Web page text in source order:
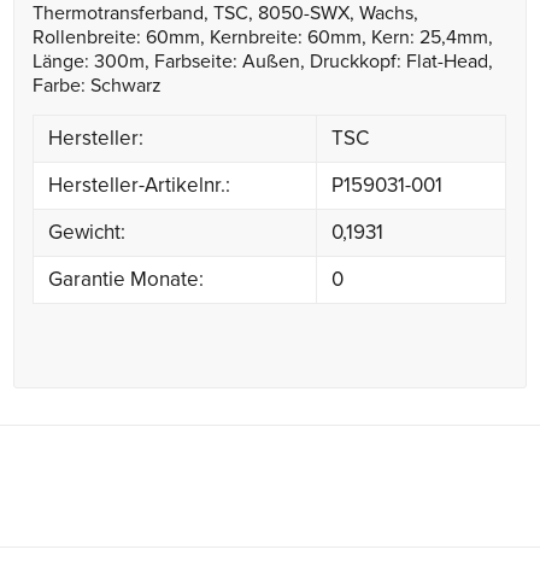
Thermotransferband, TSC, 8050-SWX, Wachs,
Rollenbreite: 60mm, Kernbreite: 60mm, Kern: 25,4mm,
Länge: 300m, Farbseite: Außen, Druckkopf: Flat-Head,
Farbe: Schwarz
Hersteller:
TSC
Hersteller-Artikelnr.:
P159031-001
Gewicht:
0,1931
Garantie Monate:
0